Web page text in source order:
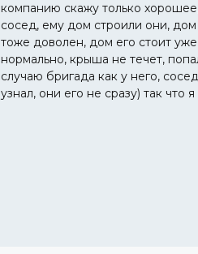
компанию скажу только
сосед, ему дом строили они,
тоже доволен, дом его стоит
нормально, крыша не течет,
случаю бригада как у него,
узнал, они его не сразу) так что